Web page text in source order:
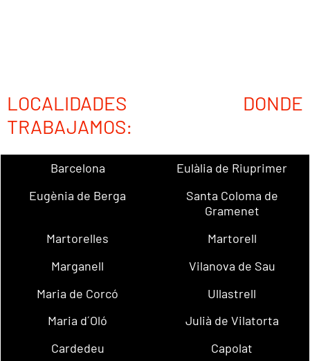
LOCALIDADES DONDE
TRABAJAMOS:
Barcelona
Eulàlia de Riuprimer
Eugènia de Berga
Santa Coloma de
Gramenet
Martorelles
Martorell
Marganell
Vilanova de Sau
Maria de Corcó
Ullastrell
Maria d´Oló
Julià de Vilatorta
Cardedeu
Capolat